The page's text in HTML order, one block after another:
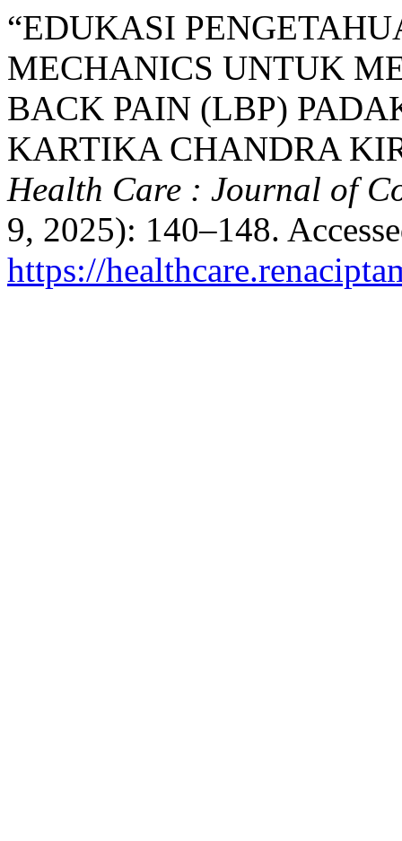
“EDUKASI
MECHANICS UNTUK
BACK PAIN (LBP)
KARTIKA CHANDRA
Health Care : Journal of
9, 2025): 140–148.
https://